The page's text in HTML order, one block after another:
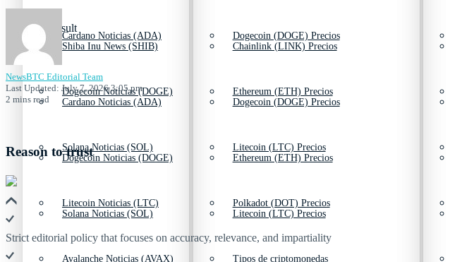
Cardano Noticias (ADA)
Dogecoin Noticias (DOGE)
Solana Noticias (SOL)
Litecoin Noticias (LTC)
Avalanche Noticias (AVAX)
Dogecoin (DOGE) Precios
Ethereum (ETH) Precios
Litecoin (LTC) Precios
Polkadot (DOT) Precios
Tipos de criptomonedas
Shiba Inu News (SHIB)
Cardano Noticias (ADA)
Dogecoin Noticias (DOGE)
Solana Noticias (SOL)
Chainlink (LINK) Precios
Dogecoin (DOGE) Precios
Ethereum (ETH) Precios
Litecoin (LTC) Precios
View All Result
NewsBTC Editorial Team
Last Updated: July 7, 2026 3:05 pm
2 mins read
Reason to trust
Strict editorial policy that focuses on accuracy, relevance, and impartiality